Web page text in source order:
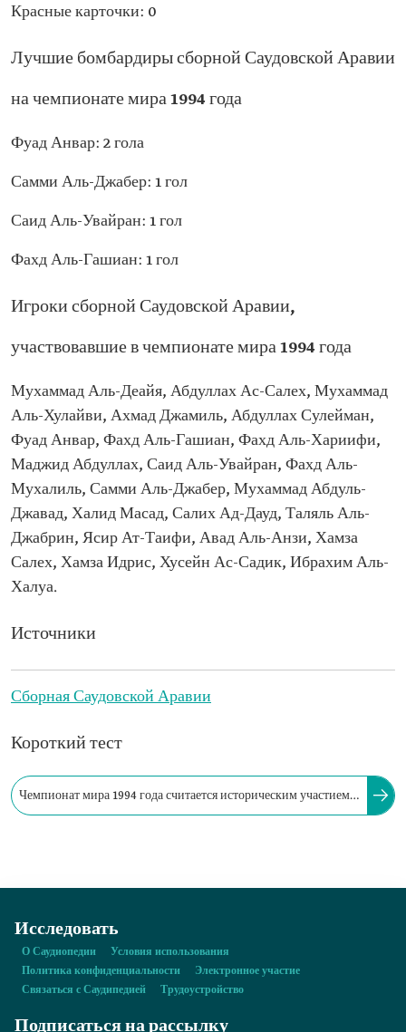
Красные карточки: 0
Лучшие бомбардиры сборной Саудовской Аравии
на чемпионате мира 1994 года
Фуад Анвар: 2 гола
Самми Аль-Джабер: 1 гол
Саид Аль-Увайран: 1 гол
Фахд Аль-Гашиан: 1 гол
Игроки сборной Саудовской Аравии,
участвовавшие в чемпионате мира 1994 года
Мухаммад Аль-Деайя, Абдуллах Ас-Салех, Мухаммад
Аль-Хулайви, Ахмад Джамиль, Абдуллах Сулейман,
Фуад Анвар, Фахд Аль-Гашиан, Фахд Аль-Хариифи,
Маджид Абдуллах, Саид Аль-Увайран, Фахд Аль-
Мухалиль, Самми Аль-Джабер, Мухаммад Абдуль-
Джавад, Халид Масад, Салих Ад-Дауд, Таляль Аль-
Джабрин, Ясир Ат-Таифи, Авад Аль-Анзи, Хамза
Салех, Хамза Идрис, Хусейн Ас-Садик, Ибрахим Аль-
Халуа.
Источники
Сборная Саудовской Аравии
Короткий тест
Чемпионат мира 1994 года считается историческим участием
Исследовать
О Саудиопедии
Условия использования
Политика конфиденциальности
Электронное участие
Связаться с Саудипедией
Трудоустройство
Подписаться на рассылку